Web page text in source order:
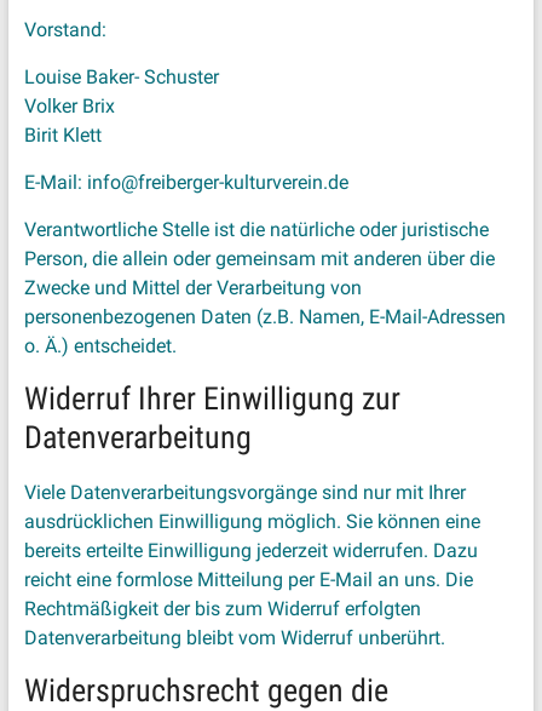
Vorstand:
Louise Baker- Schuster
Volker Brix
Birit Klett
E-Mail: info@freiberger-kulturverein.de
Verantwortliche Stelle ist die natürliche oder juristische
Person, die allein oder gemeinsam mit anderen über die
Zwecke und Mittel der Verarbeitung von
personenbezogenen Daten (z.B. Namen, E-Mail-Adressen
o. Ä.) entscheidet.
Widerruf Ihrer Einwilligung zur
Datenverarbeitung
Viele Datenverarbeitungsvorgänge sind nur mit Ihrer
ausdrücklichen Einwilligung möglich. Sie können eine
bereits erteilte Einwilligung jederzeit widerrufen. Dazu
reicht eine formlose Mitteilung per E-Mail an uns. Die
Rechtmäßigkeit der bis zum Widerruf erfolgten
Datenverarbeitung bleibt vom Widerruf unberührt.
Widerspruchsrecht gegen die